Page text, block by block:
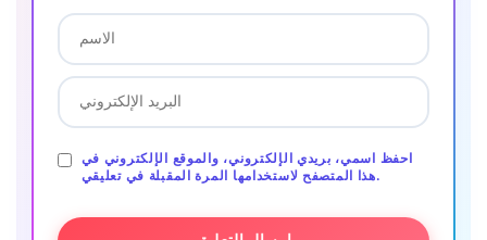
احفظ اسمي، بريدي الإلكتروني، والموقع الإلكتروني في
هذا المتصفح لاستخدامها المرة المقبلة في تعليقي.